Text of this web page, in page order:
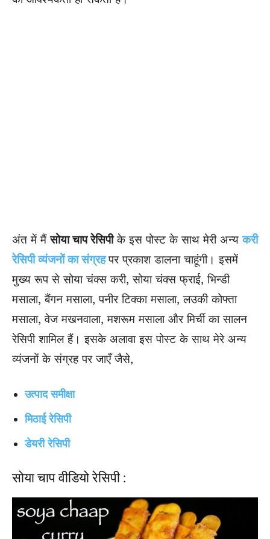
अंत में मैंसोया चाप रेसिपीके इस पोस्ट के साथ मेरी अन्यकरी
रेसिपी व्यंजनों का संग्रहपर प्रकाश डालना चाहूंगी। इसमें
मुख्य रूप से सोया चंक्स करी, सोया चंक्स फ्राई, भिन्डी
मसाला, बैंगन मसाला, पनीर टिक्का मसाला, लउकी कोफ्ता
मसाला, वेज मखनवाला, मशरूम मसाला और मिर्ची का सालन
रेसिपी शामिल हैं। इसके अलावा इस पोस्ट के साथ मेरे अन्य
व्यंजनों के संग्रह पर जाएँ जैसे,
उत्पाद समीक्षा
मिठाई रेसिपी
डेयरी रेसिपी
सोया चाप वीडियो रेसिपी :